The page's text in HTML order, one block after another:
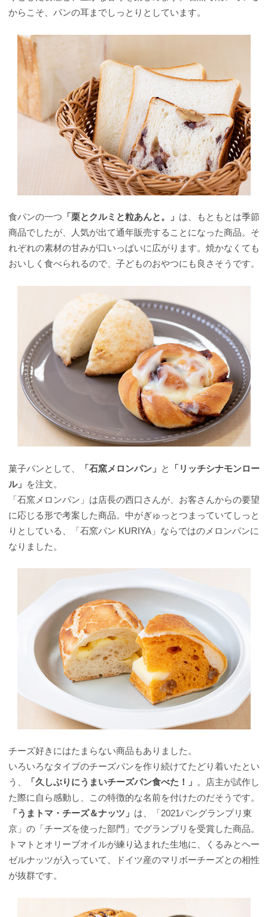
からこそ、パンの耳までしっとりとしています。
食パンの一つ 「栗とクルミと粒あんと。」 は、もともとは季節
商品でしたが、人気が出て通年販売することになった商品。そ
れぞれの素材の甘みが口いっぱいに広がります。焼かなくても
おいしく食べられるので、子どものおやつにも良さそうです。
菓子パンとして、 「石窯メロンパン」 と
「リッチシナモンロー
ル」 を注文。
「石窯メロンパン」は店長の西口さんが、お客さんからの要望
に応じる形で考案した商品。中がぎゅっとつまっていてしっと
りとしている、「石窯パン KURIYA」ならではのメロンパンに
なりました。
チーズ好きにはたまらない商品もありました。
いろいろなタイプのチーズパンを作り続けてたどり着いたとい
う、
「久しぶりにうまいチーズパン食べた！」 。店主が試作し
た際に自ら感動し、この特徴的な名前を付けたのだそうです。
「うまトマ・チーズ＆ナッツ」 は、「2021パングランプリ東
京」の「チーズを使った部門」でグランプリを受賞した商品。
トマトとオリーブオイルが練り込まれた生地に、くるみとヘー
ゼルナッツが入っていて、ドイツ産のマリボーチーズとの相性
が抜群です。